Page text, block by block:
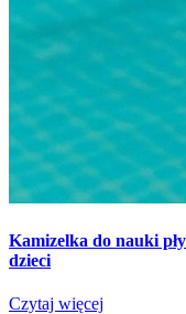
Kamizelka do nauki
dzieci
Czytaj więcej